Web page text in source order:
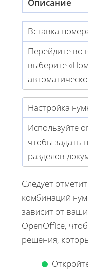
Вставка
Перейдите во
выберите
Настройка
Используйте
чтобы задать
разделов
Следует
комбинаций
зависит от
OpenOffice,
решения,